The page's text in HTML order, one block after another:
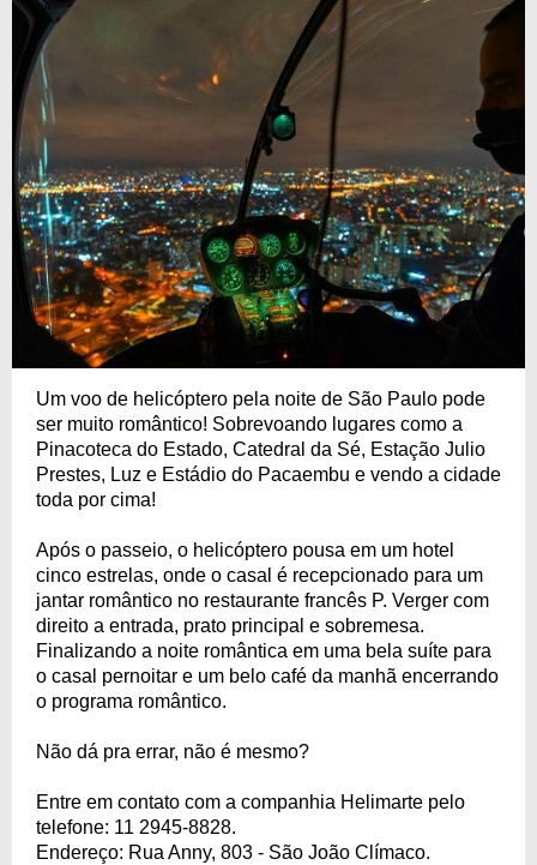
Um voo de helicóptero pela noite de São Paulo pode
ser muito romântico! Sobrevoando lugares como a
Pinacoteca do Estado, Catedral da Sé, Estação Julio
Prestes, Luz e Estádio do Pacaembu e vendo a cidade
toda por cima!
Após o passeio, o helicóptero pousa em um hotel
cinco estrelas, onde o casal é recepcionado para um
jantar romântico no restaurante francês P. Verger com
direito a entrada, prato principal e sobremesa.
Finalizando a noite romântica em uma bela suíte para
o casal pernoitar e um belo café da manhã encerrando
o programa romântico.
Não dá pra errar, não é mesmo?
Entre em contato com a companhia Helimarte pelo
telefone: 11 2945-8828.
Endereço: Rua Anny, 803 - São João Clímaco.